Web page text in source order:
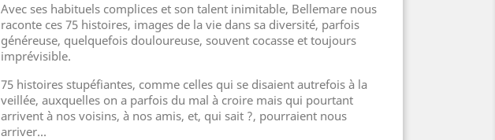
Avec ses habituels complices et son talent inimitable, Bellemare nous
raconte ces 75 histoires, images de la vie dans sa diversité, parfois
généreuse, quelquefois douloureuse, souvent cocasse et toujours
imprévisible.
75 histoires stupéfiantes, comme celles qui se disaient autrefois à la
veillée, auxquelles on a parfois du mal à croire mais qui pourtant
arrivent à nos voisins, à nos amis, et, qui sait ?, pourraient nous
arriver...